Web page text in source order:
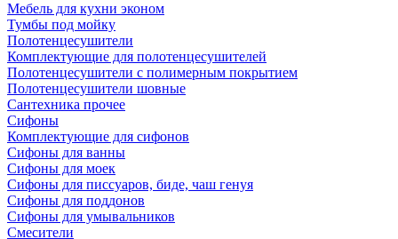
Мебель для кухни эконом
Тумбы под мойку
Полотенцесушители
Комплектующие для полотенцесушителей
Полотенцесушители с полимерным покрытием
Полотенцесушители шовные
Сантехника прочее
Сифоны
Комплектующие для сифонов
Сифоны для ванны
Сифоны для моек
Сифоны для писсуаров, биде, чаш генуя
Сифоны для поддонов
Сифоны для умывальников
Смесители